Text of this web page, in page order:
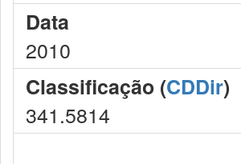
Data
2010
Classificação (CDDir)
341.5814